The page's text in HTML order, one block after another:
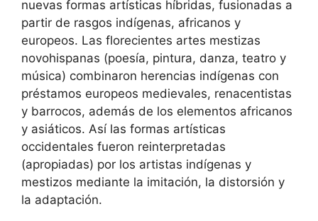
nuevas formas artísticas híbridas, fusionadas a
partir de rasgos indígenas, africanos y
europeos. Las florecientes artes mestizas
novohispanas (poesía, pintura, danza, teatro y
música) combinaron herencias indígenas con
préstamos europeos medievales, renacentistas
y barrocos, además de los elementos africanos
y asiáticos. Así las formas artísticas
occidentales fueron reinterpretadas
(apropiadas) por los artistas indígenas y
mestizos mediante la imitación, la distorsión y
la adaptación.